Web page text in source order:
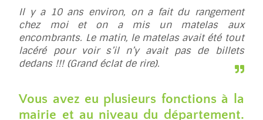
Il y a 10 ans environ, on a fait du rangement
chez moi et on a mis un matelas aux
encombrants. Le matin, le matelas avait été tout
lacéré pour voir s’il n’y avait pas de billets
dedans !!! (Grand éclat de rire).
Vous avez eu plusieurs fonctions à la
mairie et au niveau du département.